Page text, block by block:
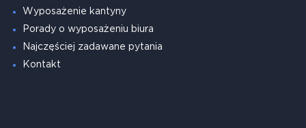
Wyposażenie kantyny
Porady o wyposażeniu biura
Najczęściej zadawane pytania
Kontakt